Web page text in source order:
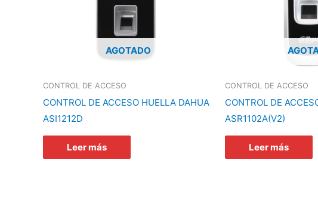
AGOTADO
CONTROL DE ACCESO
CONTROL DE ACCESO HUELLA DAHUA
ASI1212D
Leer más
CONTROL DE ACCESO
CONTROL DE
ASR1102A(V2)
Leer más